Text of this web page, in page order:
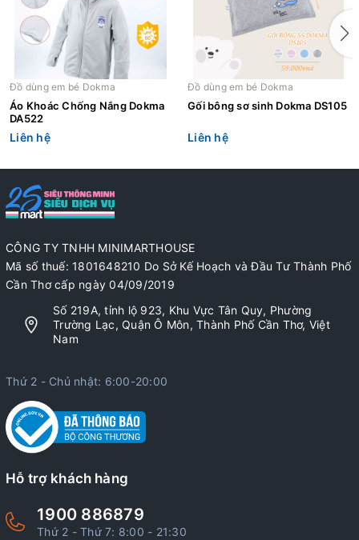
Đồ dùng em bé Dokma
Áo Khoác Chống Nắng Dokma
DA522
Liên hệ
Đồ dùng em bé Dokma
Gối bông sơ sinh Dokma DS105
Liên hệ
CÔNG TY TNHH MINIMARTHOUSE
Mã số thuế: 1801648210 Do Sở Kế Hoạch và Đầu Tư Thành Phố
Cần Thơ cấp ngày 04/09/2019
Số 219A, tỉnh lộ 923, Khu Vực Tân Quy, Phường
Trường Lạc, Quận Ô Môn, Thành Phố Cần Thơ, Việt
Nam
Thứ 2 - Chủ nhật: 6:00-20:00
Hỗ trợ khách hàng
1900 886879
Thứ 2 - Thứ 7: 8:00 - 21:30